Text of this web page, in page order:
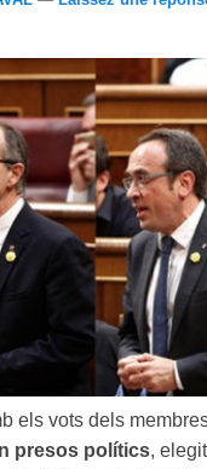
els vots dels
presos polítics,